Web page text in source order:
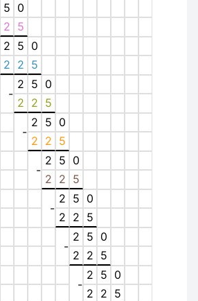
5 0
2 5
2 5 0
2 2 5
-
2 5 0
2 2 5
-
2 5 0
2 2 5
-
2 5 0
2 2 5
-
2 5 0
2 2 5
-
2 5 0
2 2 5
-
2 5 0
2 2 5